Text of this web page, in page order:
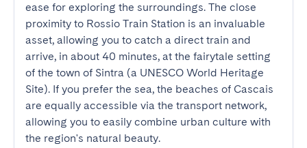
ease for exploring the surroundings. The close
proximity to Rossio Train Station is an invaluable
asset, allowing you to catch a direct train and
arrive, in about 40 minutes, at the fairytale setting
of the town of Sintra (a UNESCO World Heritage
Site). If you prefer the sea, the beaches of Cascais
are equally accessible via the transport network,
allowing you to easily combine urban culture with
the region's natural beauty.